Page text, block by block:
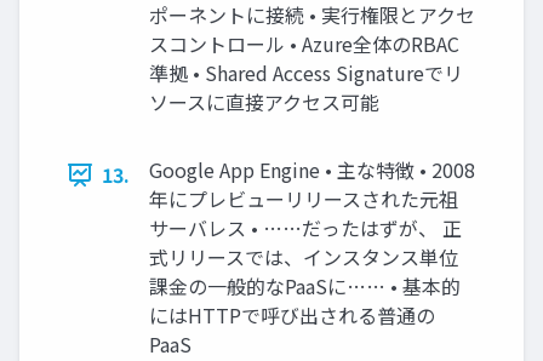
ポーネントに接続 • 実行権限とアクセ
スコントロール • Azure全体のRBAC
準拠 • Shared Access Signatureでリ
ソースに直接アクセス可能
13.
Google App Engine • 主な特徴 • 2008
年にプレビューリリースされた元祖
サーバレス • ……だったはずが、 正
式リリースでは、インスタンス単位
課金の一般的なPaaSに…… • 基本的
にはHTTPで呼び出される普通の
PaaS